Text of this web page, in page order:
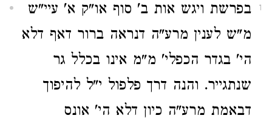
1
בפרשת ויגש אות ב' סוף או"ק א' עיי"ש
מ"ש לענין מרע"ה דנראה ברור דאף דלא
הי' בגדר הכפלי' מ"מ אינו בכלל גר
שנתגייר. והנה דרך פלפול י"ל להיפוך
דבאמת מרע"ה כיון דלא הי' אונס